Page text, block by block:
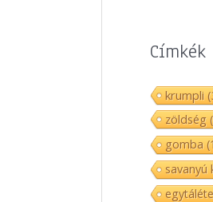
Címkék
krumpli
zöldség
gomba
savanyú